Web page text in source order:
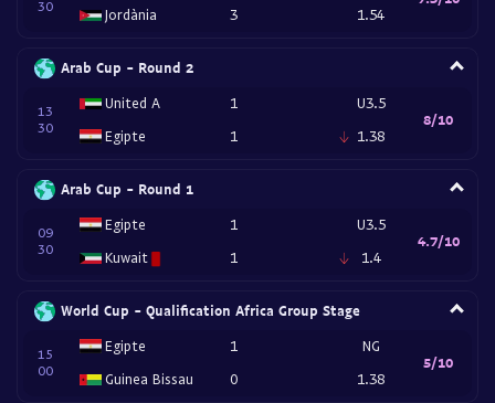
30
Jordània
3
1.54
Arab Cup - Round 2
13
30
United A
Egipte
1
1
U3.5
1.38
8/10
Arab Cup - Round 1
09
30
Egipte
Kuwait
1
1
U3.5
1.4
4.7/10
World Cup - Qualification Africa Group Stage
15
00
Egipte
Guinea Bissau
1
0
NG
1.38
5/10